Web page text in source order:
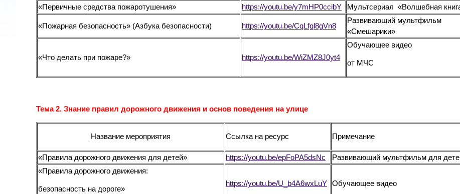
«Первичные средства пожаротушения» https://youtu.be/y7mHP0ccibY Мультсериал «Волшебная
«Пожарная безопасность» (Азбука безопасности) https://youtu.be/CqLfgl8gVn8
Развивающий мультфильм
«Смешарики»
«Что делать при пожаре?» https://youtu.be/WiZMZ8J0yt4
Обучающее видео
от МЧС
Тема 2. Знание правил дорожного движения и основ поведения на улице
Название мероприятия Ссылка на ресурс Примечание
«Правила дорожного движения для детей» https://youtu.be/epFoPA5dsNc
Развивающий мультфильм для
«Правила дорожного движения:
безопасность на дороге»
https://youtu.be/U_b4A6wxLuY Обучающее видео